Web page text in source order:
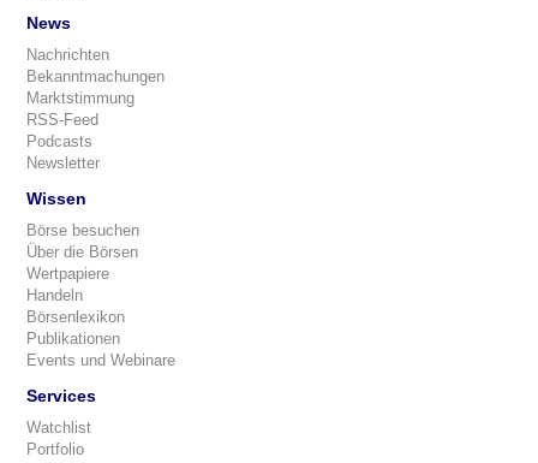
News
Nachrichten
Bekanntmachungen
Marktstimmung
RSS-Feed
Podcasts
Newsletter
Wissen
Börse besuchen
Über die Börsen
Wertpapiere
Handeln
Börsenlexikon
Publikationen
Events und Webinare
Services
Watchlist
Portfolio